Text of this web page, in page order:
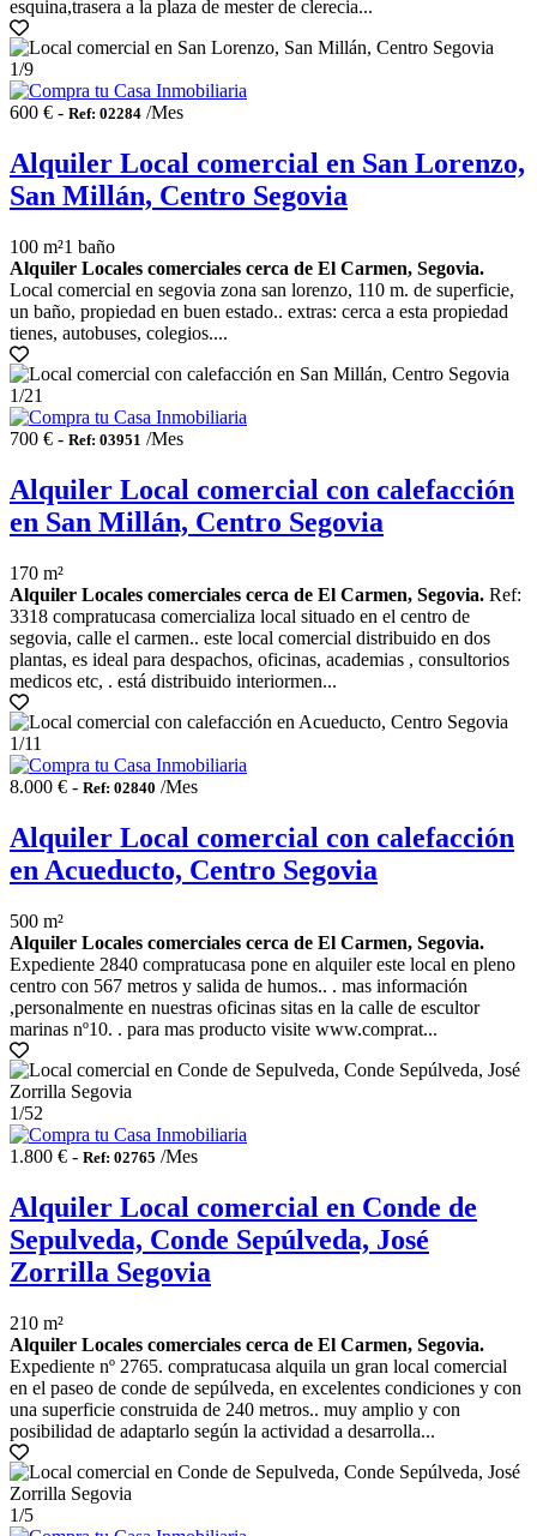
esquina,trasera a la plaza de mester de clerecia...
1/9
600 € - Ref: 02284 /Mes
Alquiler Local comercial en San Lorenzo,
San Millán, Centro Segovia
100 m²1 baño
Alquiler Locales comerciales cerca de El Carmen, Segovia.
Local comercial en segovia zona san lorenzo, 110 m. de superficie,
un baño, propiedad en buen estado.. extras: cerca a esta propiedad
tienes, autobuses, colegios....
1/21
700 € - Ref: 03951 /Mes
Alquiler Local comercial con calefacción
en San Millán, Centro Segovia
170 m²
Alquiler Locales comerciales cerca de El Carmen, Segovia. Ref:
3318 compratucasa comercializa local situado en el centro de
segovia, calle el carmen.. este local comercial distribuido en dos
plantas, es ideal para despachos, oficinas, academias , consultorios
medicos etc, . está distribuido interiormen...
1/11
8.000 € - Ref: 02840 /Mes
Alquiler Local comercial con calefacción
en Acueducto, Centro Segovia
500 m²
Alquiler Locales comerciales cerca de El Carmen, Segovia.
Expediente 2840 compratucasa pone en alquiler este local en pleno
centro con 567 metros y salida de humos.. . mas información
,personalmente en nuestras oficinas sitas en la calle de escultor
marinas nº10. . para mas producto visite www.comprat...
1/52
1.800 € - Ref: 02765 /Mes
Alquiler Local comercial en Conde de
Sepulveda, Conde Sepúlveda, José
Zorrilla Segovia
210 m²
Alquiler Locales comerciales cerca de El Carmen, Segovia.
Expediente nº 2765. compratucasa alquila un gran local comercial
en el paseo de conde de sepúlveda, en excelentes condiciones y con
una superficie construida de 240 metros.. muy amplio y con
posibilidad de adaptarlo según la actividad a desarrolla...
1/5